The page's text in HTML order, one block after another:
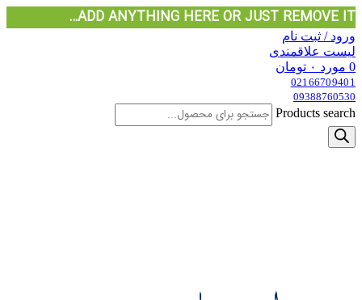
ADD ANYTHING HERE OR JUST REMOVE IT…
ورود / ثبت نام
لیست علاقمندی
0 مورد ۰ تومان
02166709401
09388760530
Products search